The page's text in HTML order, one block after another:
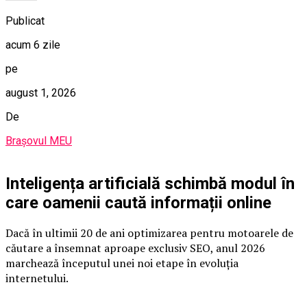
Publicat
acum 6 zile
pe
august 1, 2026
De
Brașovul MEU
Inteligența artificială schimbă modul în
care oamenii caută informații online
Dacă în ultimii 20 de ani optimizarea pentru motoarele de
căutare a însemnat aproape exclusiv SEO, anul 2026
marchează începutul unei noi etape în evoluția
internetului.